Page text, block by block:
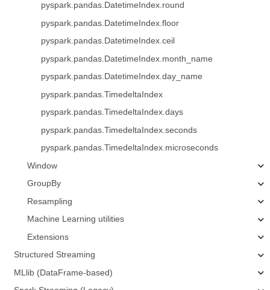
pyspark.pandas.DatetimeIndex.round
pyspark.pandas.DatetimeIndex.floor
pyspark.pandas.DatetimeIndex.ceil
pyspark.pandas.DatetimeIndex.month_name
pyspark.pandas.DatetimeIndex.day_name
pyspark.pandas.TimedeltaIndex
pyspark.pandas.TimedeltaIndex.days
pyspark.pandas.TimedeltaIndex.seconds
pyspark.pandas.TimedeltaIndex.microseconds
Window
GroupBy
Resampling
Machine Learning utilities
Extensions
Structured Streaming
MLlib (DataFrame-based)